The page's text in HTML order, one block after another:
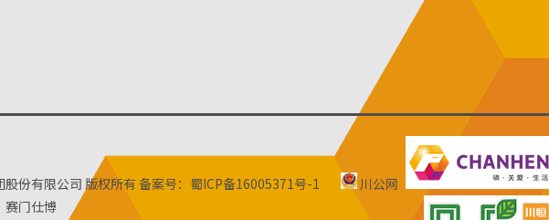
份有限公司 版权所有 备案号：蜀ICP备16005371号-1
川公网
赛门仕博